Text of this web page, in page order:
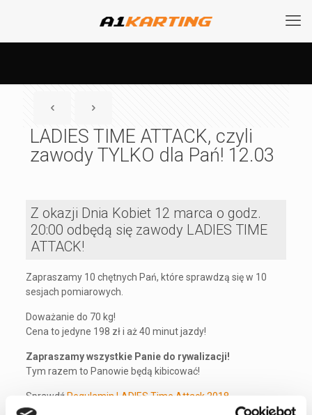
LADIES TIME ATTACK, czyli
zawody TYLKO dla Pań! 12.03
Z okazji Dnia Kobiet 12 marca o godz.
20:00 odbędą się zawody LADIES TIME
ATTACK!
Zapraszamy 10 chętnych Pań, które sprawdzą się w 10
sesjach pomiarowych.
Doważanie do 70 kg!
Cena to jedyne 198 zł i aż 40 minut jazdy!
Zapraszamy wszystkie Panie do rywalizacji!
Tym razem to Panowie będą kibicować!
SprawdźRegulamin LADIES Time Attack 2018